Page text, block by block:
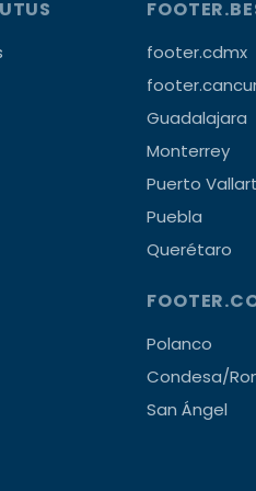
footer.cdmx
Guadalajara
Monterrey
Puerto
Puebla
Querétaro
Polanco
Condesa/
San Ángel